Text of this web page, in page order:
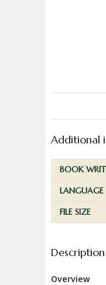
Additional
BOOK
LANGUAGE
FILE SIZE
Description
Overview